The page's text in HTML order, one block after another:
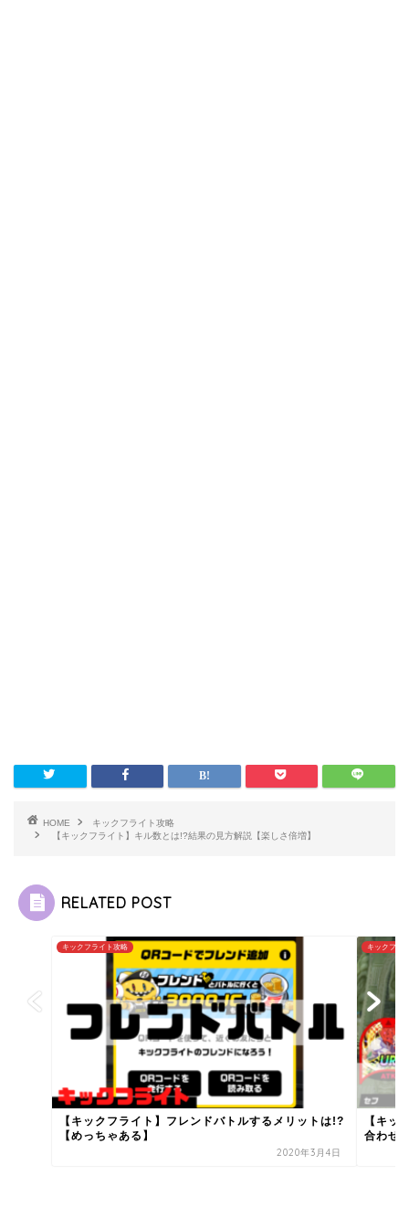
HOME
キックフライト攻略
【キックフライト】キル数とは!?結果の見方解説【楽しさ倍増】
RELATED POST
キックフライト攻略
【キックフライト】フレンドバトルするメリットは!?
【めっちゃある】
2020年3月4日
キックフラ
【キッ
合わせ